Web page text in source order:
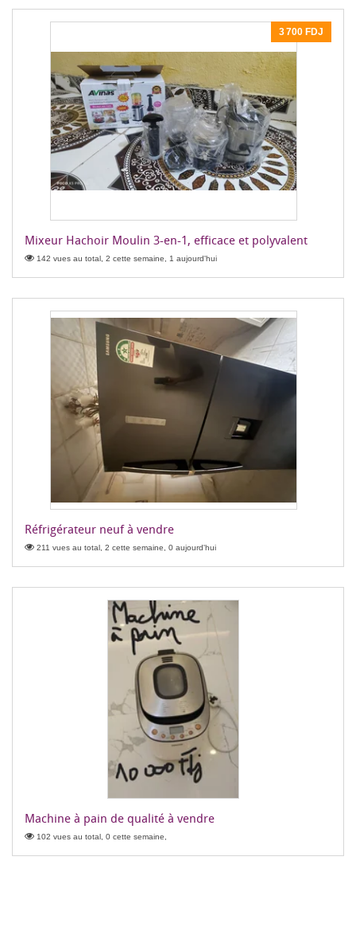
3 700 FDJ
Mixeur Hachoir Moulin 3-en-1, efficace et polyvalent
142 vues au total, 2 cette semaine, 1 aujourd'hui
Réfrigérateur neuf à vendre
211 vues au total, 2 cette semaine, 0 aujourd'hui
Machine à pain de qualité à vendre
102 vues au total, 0 cette semaine,